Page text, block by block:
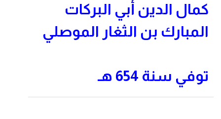
كمال الدين أبي البركات
المبارك بن الثغار الموصلي
توفي سنة 654 هـ